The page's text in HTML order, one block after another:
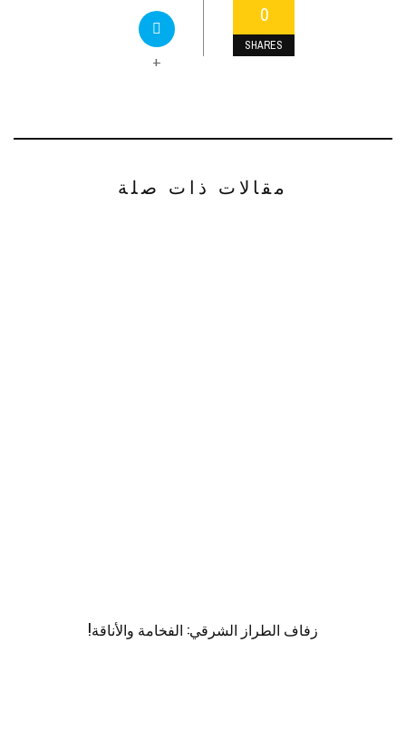
0
SHARES
+
مقالات ذات صلة
زفاف الطراز الشرقي: الفخامة والأناقة!